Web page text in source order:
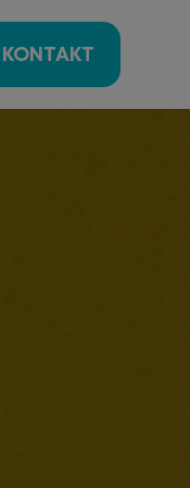
KONTAKT